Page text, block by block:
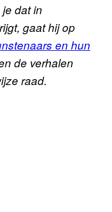
dat in
gaat hij op
en hun
de verhalen
raad.